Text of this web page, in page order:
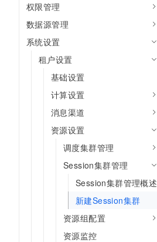
权限管理
数据源管理
系统设置
租户设置
基础设置
计算设置
消息渠道
资源设置
调度集群管理
Session集群管理
Session集群管理概述
新建Session集群
资源组配置
资源监控